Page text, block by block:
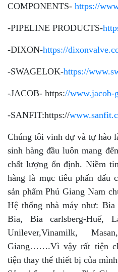
COMPONENTS- https://
-PIPELINE PRODUCTS-
-DIXON-https://
-SWAGELOK-https://
-JACOB- https://www.jacob-
-SANFIT:https://
Chúng tôi vinh dự và tự hào
sinh hàng đầu luôn mang
chất lượng ổn định. Niềm
hàng là mục tiêu phấn đấu
sản phẩm Phú Giang Nam
Hệ thống nhà máy như:
Bia, Bia carlsberg-Huế,
Unilever,Vinamilk,
Giang…….Vì vậy rất tiện
tiện thay thể thiết bị của